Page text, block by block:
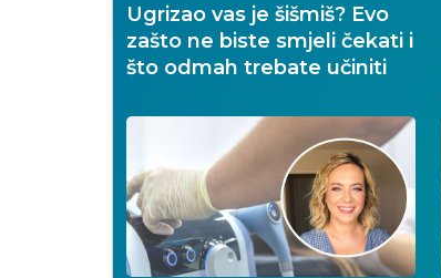
Ugrizao vas je šišmiš? Evo
zašto ne biste smjeli čekati i
što odmah trebate učiniti